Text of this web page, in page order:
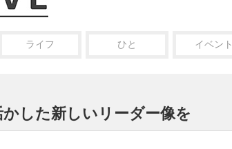
ライフ ひと イベント
かした新しいリーダー像を